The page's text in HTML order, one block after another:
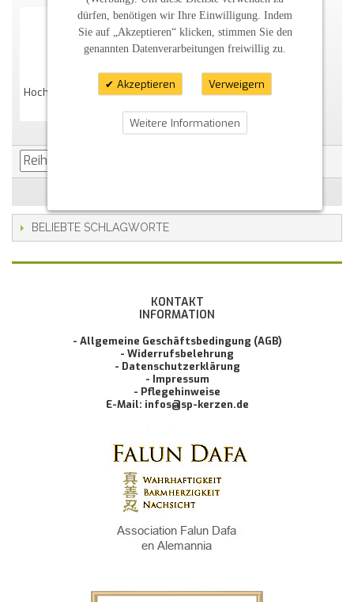
Hochzeitskerze "romantisch" Mit Blättern Perlmutt
BELIEBTE SCHLAGWORTE
KONTAKT
INFORMATION
- Allgemeine Geschäftsbedingung (AGB)
- Widerrufsbelehrung
- Datenschutzerklärung
- Impressum
- Pflegehinweise
E-Mail: infos@sp-kerzen.de
dürfen, benötigen wir Ihre Einwilligung. Indem
Sie auf „Akzeptieren“ klicken, stimmen Sie den
genannten Datenverarbeitungen freiwillig zu.
Akzeptieren Verweigern
Weitere Informationen